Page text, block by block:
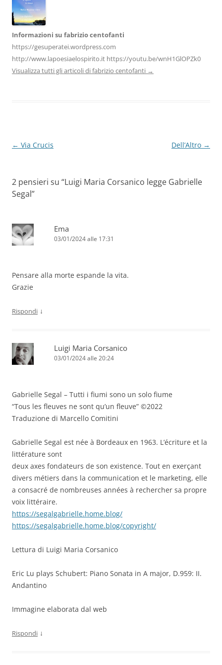
Informazioni su fabrizio centofanti
https://gesuperatei.wordpress.com
http://www.lapoesiaelospirito.it https://youtu.be/wnH1GlOPZk0
Visualizza tutti gli articoli di fabrizio centofanti →
Navigazione
← Via Crucis Dell’Altro →
2 pensieri su “Luigi Maria Corsanico legge Gabrielle
Segal”
Ema
03/01/2024 alle 17:31
Pensare alla morte espande la vita.
Grazie
Rispondi ↓
Luigi Maria Corsanico
03/01/2024 alle 20:24
Gabrielle Segal – Tutti i fiumi sono un solo fiume
“Tous les fleuves ne sont qu’un fleuve” ©2022
Traduzione di Marcello Comitini
Gabrielle Segal est née à Bordeaux en 1963. L’écriture et la
littérature sont
deux axes fondateurs de son existence. Tout en exerçant
divers métiers dans la communication et le marketing, elle
a consacré de nombreuses années à rechercher sa propre
voix littéraire.
https://segalgabrielle.home.blog/
https://segalgabrielle.home.blog/copyright/
Lettura di Luigi Maria Corsanico
Eric Lu plays Schubert: Piano Sonata in A major, D.959: II.
Andantino
Immagine elaborata dal web
Rispondi ↓